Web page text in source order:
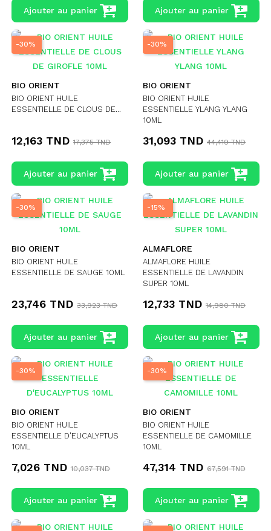
Ajouter au panier Ajouter au panier
-30%
BIO ORIENT
BIO ORIENT HUILE
ESSENTIELLE DE CLOUS DE...
12,163 TND 17,375 TND
Ajouter au panier
-30%
BIO ORIENT
BIO ORIENT HUILE
ESSENTIELLE YLANG YLANG
10ML
31,093 TND 44,419 TND
Ajouter au panier
-30%
BIO ORIENT
BIO ORIENT HUILE
ESSENTIELLE DE SAUGE 10ML
23,746 TND 33,923 TND
Ajouter au panier
-15%
ALMAFLORE
ALMAFLORE HUILE
ESSENTIELLE DE LAVANDIN
SUPER 10ML
12,733 TND 14,980 TND
Ajouter au panier
-30%
BIO ORIENT
BIO ORIENT HUILE
ESSENTIELLE D'EUCALYPTUS
10ML
7,026 TND 10,037 TND
Ajouter au panier
-30%
BIO ORIENT
BIO ORIENT HUILE
ESSENTIELLE DE CAMOMILLE
10ML
47,314 TND 67,591 TND
Ajouter au panier